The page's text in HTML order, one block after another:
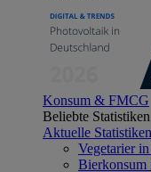
Konsum & FMCG
Beliebte Statistiken
Aktuelle Statistiken
Vegetarier
Bierkonsum